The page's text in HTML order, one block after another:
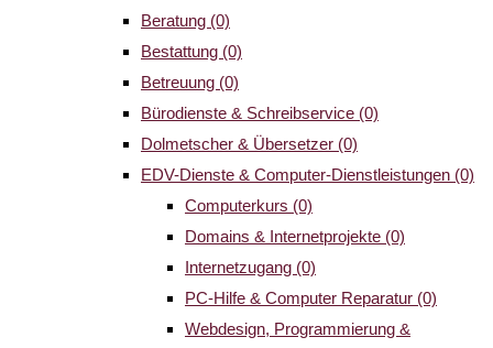
Beratung (0)
Bestattung (0)
Betreuung (0)
Bürodienste & Schreibservice (0)
Dolmetscher & Übersetzer (0)
EDV-Dienste & Computer-Dienstleistungen (0)
Computerkurs (0)
Domains & Internetprojekte (0)
Internetzugang (0)
PC-Hilfe & Computer Reparatur (0)
Webdesign, Programmierung &